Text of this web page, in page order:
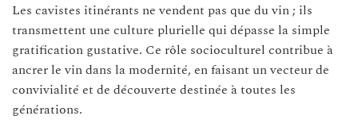
Les cavistes itinérants ne vendent pas que du vin ; ils
transmettent une culture plurielle qui dépasse la simple
gratification gustative. Ce rôle socioculturel contribue à
ancrer le vin dans la modernité, en faisant un vecteur de
convivialité et de découverte destinée à toutes les
générations.